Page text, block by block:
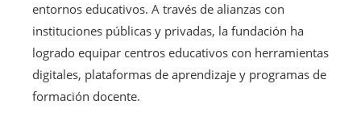
entornos educativos. A través de alianzas con
instituciones públicas y privadas, la fundación ha
logrado equipar centros educativos con herramientas
digitales, plataformas de aprendizaje y programas de
formación docente.